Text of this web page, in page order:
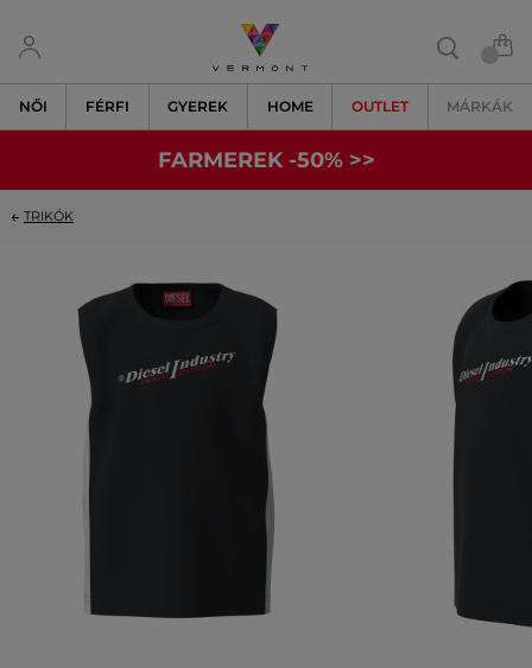
NŐI FÉRFI GYEREK HOME OUTLET MÁRKÁK
FARMEREK -50% >>
TRIKÓK